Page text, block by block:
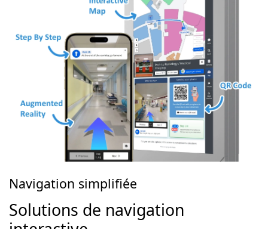
Navigation simplifiée
Solutions de navigation